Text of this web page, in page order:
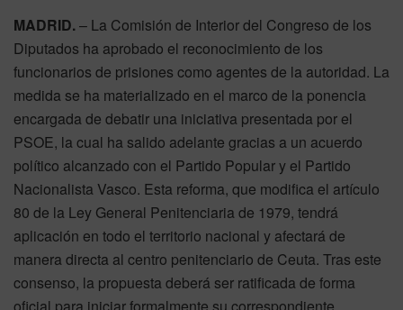
MADRID.– La Comisión de Interior del Congreso de los
Diputados ha aprobado el reconocimiento de los
funcionarios de prisiones como agentes de la autoridad. La
medida se ha materializado en el marco de la ponencia
encargada de debatir una iniciativa presentada por el
PSOE, la cual ha salido adelante gracias a un acuerdo
político alcanzado con el Partido Popular y el Partido
Nacionalista Vasco. Esta reforma, que modifica el artículo
80 de la Ley General Penitenciaria de 1979, tendrá
aplicación en todo el territorio nacional y afectará de
manera directa al centro penitenciario de Ceuta. Tras este
consenso, la propuesta deberá ser ratificada de forma